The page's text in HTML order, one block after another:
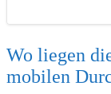
Wo liegen
mobilen